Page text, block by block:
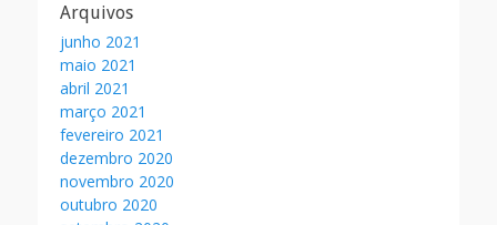
Arquivos
junho 2021
maio 2021
abril 2021
março 2021
fevereiro 2021
dezembro 2020
novembro 2020
outubro 2020